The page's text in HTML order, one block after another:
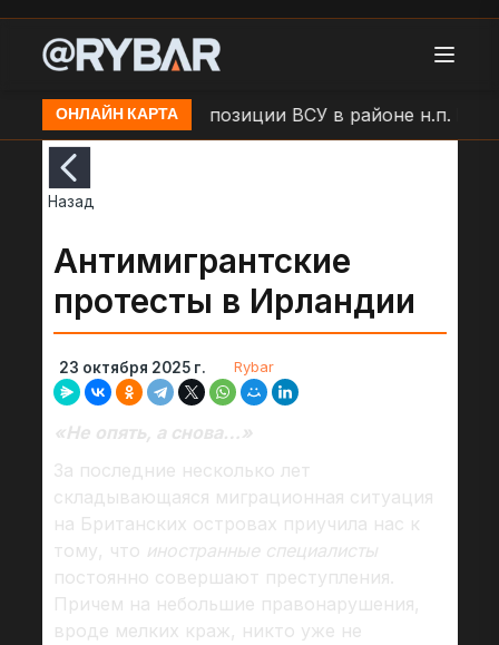
ОНЛАЙН КАРТА
Удар БЛА по позиции ВСУ в районе н.п.
Назад
Антимигрантские
протесты в Ирландии
23 октября 2025 г. Rybar
«Не опять, а снова…»
За последние несколько лет
складывающаяся миграционная ситуация
на Британских островах приучила нас к
тому, что иностранные специалисты
постоянно совершают преступления.
Причем на небольшие правонарушения,
вроде мелких краж, никто уже не